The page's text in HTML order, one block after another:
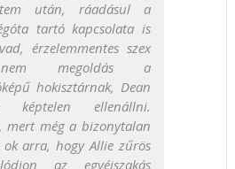
után, ráadásul a
tartó kapcsolata is
érzelemmentes szex
nem megoldás a
hokisztárnak, Dean
képtelen ellenállni.
mert még a bizonytalan
ok arra, hogy Allie zűrös
az egyéjszakás